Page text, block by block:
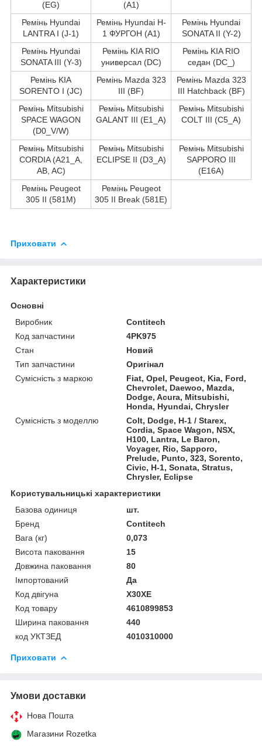
(EG)
(A1)
Ремінь Hyundai
LANTRA I (J-1)
Ремінь Hyundai H-
1 ФУРГОН (A1)
Ремінь Hyundai
SONATA II (Y-2)
Ремінь Hyundai
SONATA III (Y-3)
Ремінь KIA RIO
универсал (DC)
Ремінь KIA RIO
седан (DC_)
Ремінь KIA
SORENTO I (JC)
Ремінь Mazda 323
III (BF)
Ремінь Mazda 323
III Hatchback (BF)
Ремінь Mitsubishi
SPACE WAGON
(D0_V/W)
Ремінь Mitsubishi
GALANT III (E1_A)
Ремінь Mitsubishi
COLT III (C5_A)
Ремінь Mitsubishi
CORDIA (A21_A,
AB, AC)
Ремінь Mitsubishi
ECLIPSE II (D3_A)
Ремінь Mitsubishi
SAPPORO III
(E16A)
Ремінь Peugeot
305 II (581M)
Ремінь Peugeot
305 II Break (581E)
Приховати
Характеристики
Основні
Виробник
Contitech
Код запчастини
4PK975
Стан
Новий
Тип запчастини
Оригінал
Сумісність з маркою
Fiat, Opel, Peugeot, Kia, Ford,
Chevrolet, Daewoo, Mazda,
Dodge, Acura, Mitsubishi,
Honda, Hyundai, Chrysler
Сумісність з моделлю
Colt, Dodge, H-1 / Starex,
Cordia, Space Wagon, NSX,
H100, Lantra, Le Baron,
Voyager, Rio, Sapporo,
Prelude, Punto, 323, Sorento,
Civic, H-1, Sonata, Stratus,
Chrysler, Eclipse
Користувальницькі характеристики
Базова одиниця
шт.
Бренд
Contitech
Вага (кг)
0,073
Висота паковання
15
Довжина паковання
80
Імпортований
Да
Код двігуна
X30XE
Код товару
4610899853
Ширина паковання
440
код УКТЗЕД
4010310000
Приховати
Умови доставки
Нова Пошта
Магазини Rozetka